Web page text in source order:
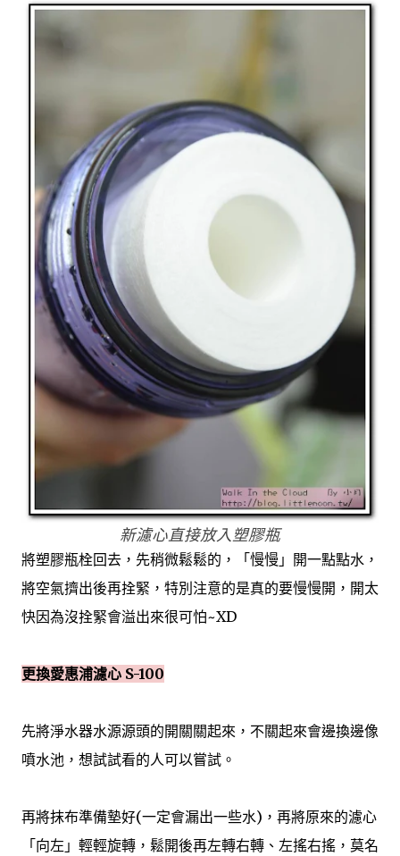
新濾心直接放入塑膠瓶
將塑膠瓶栓回去，先稍微鬆鬆的，「慢慢」開一點點水，
將空氣擠出後再拴緊，特別注意的是真的要慢慢開，開太
快因為沒拴緊會溢出來很可怕~XD
更換愛惠浦濾心 S-100
先將淨水器水源源頭的開關關起來，不關起來會邊換邊像
噴水池，想試試看的人可以嘗試。
再將抹布準備墊好(一定會漏出一些水)，再將原來的濾心
「向左」輕輕旋轉，鬆開後再左轉右轉、左搖右搖，莫名